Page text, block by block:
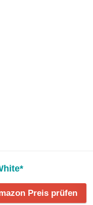
Preis prüfen